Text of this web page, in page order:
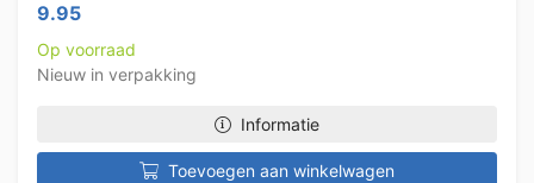
9.95
Op voorraad
Nieuw in verpakking
Informatie
Toevoegen aan winkelwagen